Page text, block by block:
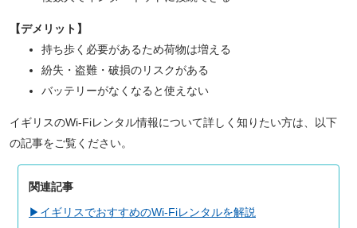
【デメリット】
持ち歩く必要があるため荷物は増える
紛失・盗難・破損のリスクがある
バッテリーがなくなると使えない
イギリスのWi-Fiレンタル情報について詳しく知りたい方は、以下
の記事をご覧ください。
関連記事
▶イギリスでおすすめのWi-Fiレンタルを解説